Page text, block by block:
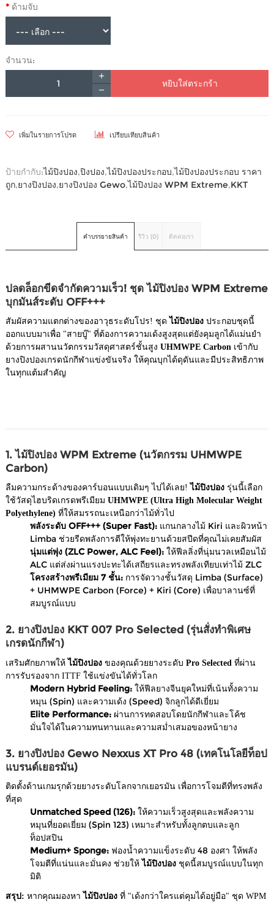
ด้ามจับ
จำนวน:
หยิบใส่ตระกร้า
เพิ่มในรายการโปรด เปรียบเทียบสินค้า
ป้ายกำกับ:ไม้ปิงปอง,ปิงปอง,ไม้ปิงปองประกอบ,ไม้ปิงปองประกอบ ราคา
ถูก,ยางปิงปอง,ยางปิงปอง Gewo,ไม้ปิงปอง WPM Extreme,KKT
คำบรรยายสินค้า รีวิว (0) ติดต่อเรา
ปลดล็อกขีดจำกัดความเร็ว! ชุด ไม้ปิงปอง WPM Extreme
บุกมันส์ระดับ OFF+++
สัมผัสความแตกต่างของอาวุธระดับโปร! ชุด ไม้ปิงปอง ประกอบชุดนี้
ออกแบบมาเพื่อ "สายบู๊" ที่ต้องการความเด้งสูงสุดแต่ยังคุมลูกได้แม่นยำ
ด้วยการผสานนวัตกรรมวัสดุศาสตร์ชั้นสูง UHMWPE Carbon เข้ากับ
ยางปิงปองเกรดนักกีฬาแข่งขันจริง ให้คุณบุกได้ดุดันและมีประสิทธิภาพ
ในทุกแต้มสำคัญ
1. ไม้ปิงปอง WPM Extreme (นวัตกรรม UHMWPE
Carbon)
ลืมความกระด้างของคาร์บอนแบบเดิมๆ ไปได้เลย! ไม้ปิงปอง รุ่นนี้เลือก
ใช้วัสดุไฮบริดเกรดพรีเมียม UHMWPE (Ultra High Molecular Weight
Polyethylene) ที่ให้สมรรถนะเหนือกว่าไม้ทั่วไป
พลังระดับ OFF+++ (Super Fast): แกนกลางไม้ Kiri และผิวหน้า
Limba ช่วยรีดพลังการตีให้พุ่งทะยานด้วยสปีดที่คุณไม่เคยสัมผัส
นุ่มแต่พุ่ง (ZLC Power, ALC Feel): ให้ฟีลลิ่งที่นุ่มนวลเหมือนไม้
ALC แต่ส่งผ่านแรงปะทะได้เสถียรและทรงพลังเทียบเท่าไม้ ZLC
โครงสร้างพรีเมียม 7 ชั้น: การจัดวางชั้นวัสดุ Limba (Surface)
+ UHMWPE Carbon (Force) + Kiri (Core) เพื่อบาลานซ์ที่
สมบูรณ์แบบ
2. ยางปิงปอง KKT 007 Pro Selected (รุ่นสั่งทำพิเศษ
เกรดนักกีฬา)
เสริมศักยภาพให้ไม้ปิงปอง ของคุณด้วยยางระดับ Pro Selected ที่ผ่าน
การรับรองจาก ITTF ใช้แข่งขันได้ทั่วโลก
Modern Hybrid Feeling: ให้ฟีลยางจีนยุคใหม่ที่เน้นทั้งความ
หมุน (Spin) และความเด้ง (Speed) จิกลูกได้ดีเยี่ยม
Elite Performance: ผ่านการทดสอบโดยนักกีฬาและโค้ช
มั่นใจได้ในความทนทานและความสม่ำเสมอของหน้ายาง
3. ยางปิงปอง Gewo Nexxus XT Pro 48 (เทคโนโลยีท็อป
แบรนด์เยอรมัน)
ติดตั้งด้านเกมรุกด้วยยางระดับโลกจากเยอรมัน เพื่อการโจมตีที่ทรงพลัง
ที่สุด
Unmatched Speed (126): ให้ความเร็วสูงสุดและพลังความ
หมุนที่ยอดเยี่ยม (Spin 123) เหมาะสำหรับทั้งลูกตบและลูก
ท็อปสปิน
Medium+ Sponge: ฟองน้ำความแข็งระดับ 48 องศา ให้พลัง
โจมตีที่แน่นและมั่นคง ช่วยให้ไม้ปิงปอง ชุดนี้สมบูรณ์แบบในทุก
มิติ
สรุป: หากคุณมองหาไม้ปิงปอง ที่ "เด้งกว่าใครแต่คุมได้อยู่มือ" ชุด WPM